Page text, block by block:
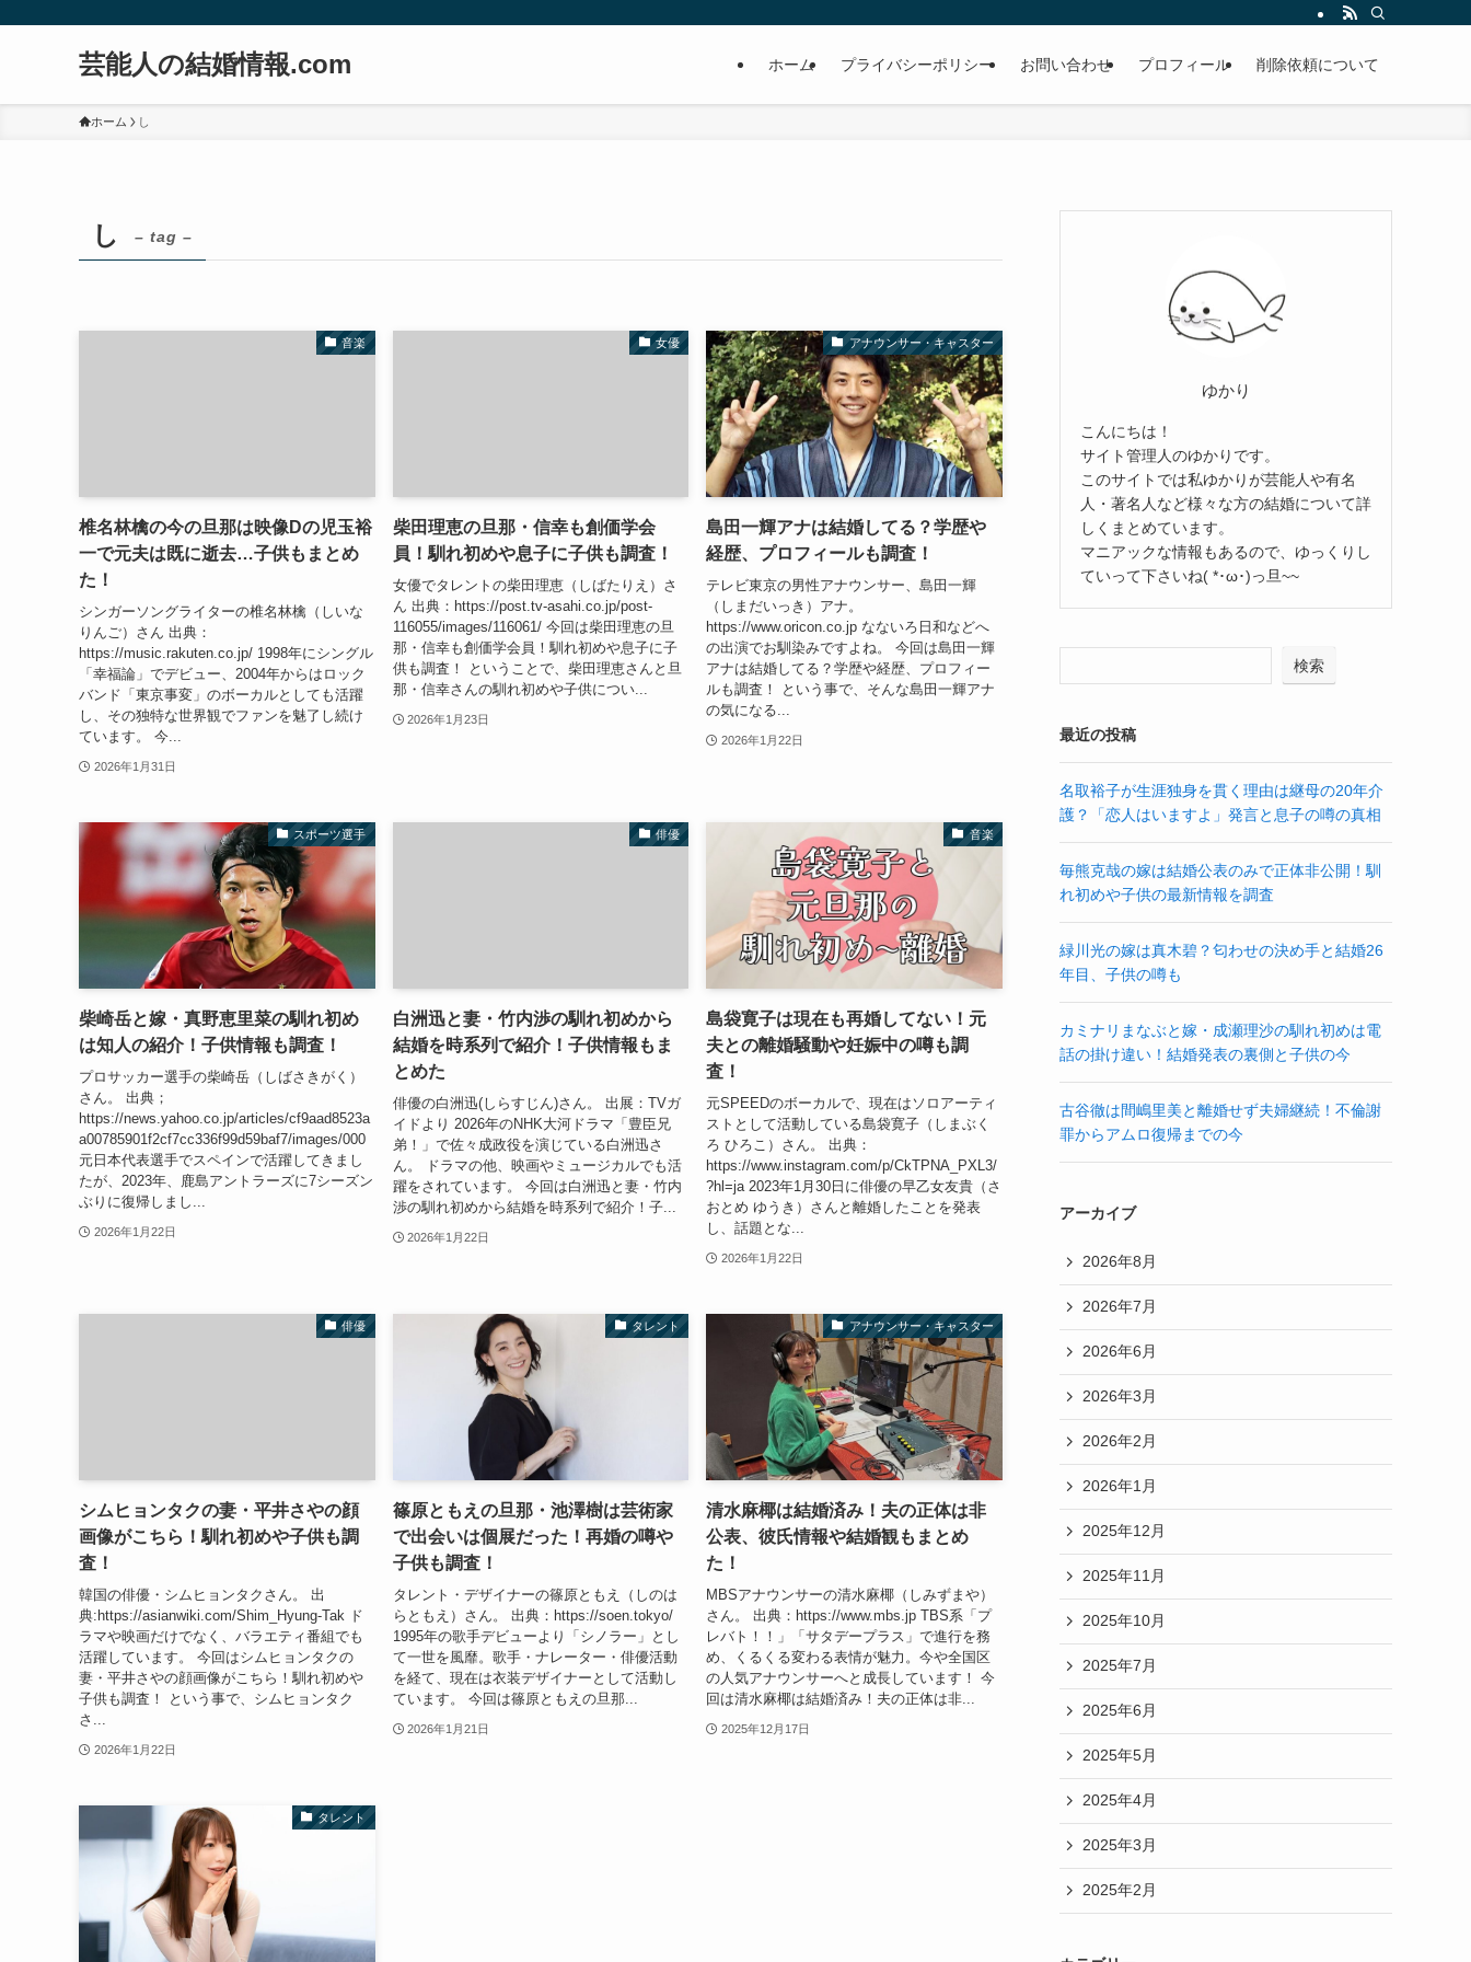
芸能人の結婚情報.com ホーム プライバシーポリシー お問い合わせ プロフィール 削除依頼について
ホーム し
し – tag –
音楽
椎名林檎の今の旦那は映像Dの児玉裕
一で元夫は既に逝去…子供もまとめ
た！
シンガーソングライターの椎名林檎（しいな
りんご）さん 出典：
https://music.rakuten.co.jp/ 1998年にシングル
「幸福論」でデビュー、2004年からはロック
バンド「東京事変」のボーカルとしても活躍
し、その独特な世界観でファンを魅了し続け
ています。 今...
2026年1月31日
女優
柴田理恵の旦那・信幸も創価学会
員！馴れ初めや息子に子供も調査！
女優でタレントの柴田理恵（しばたりえ）さ
ん 出典：https://post.tv-asahi.co.jp/post-
116055/images/116061/ 今回は柴田理恵の旦
那・信幸も創価学会員！馴れ初めや息子に子
供も調査！ ということで、柴田理恵さんと旦
那・信幸さんの馴れ初めや子供につい...
2026年1月23日
アナウンサー・キャスター
島田一輝アナは結婚してる？学歴や
経歴、プロフィールも調査！
テレビ東京の男性アナウンサー、島田一輝
（しまだいっき）アナ。
https://www.oricon.co.jp なないろ日和などへ
の出演でお馴染みですよね。 今回は島田一輝
アナは結婚してる？学歴や経歴、プロフィー
ルも調査！ という事で、そんな島田一輝アナ
の気になる...
2026年1月22日
スポーツ選手
柴崎岳と嫁・真野恵里菜の馴れ初め
は知人の紹介！子供情報も調査！
プロサッカー選手の柴崎岳（しばさきがく）
さん。 出典；
https://news.yahoo.co.jp/articles/cf9aad8523a
a00785901f2cf7cc336f99d59baf7/images/000
元日本代表選手でスペインで活躍してきまし
たが、2023年、鹿島アントラーズに7シーズン
ぶりに復帰しまし...
2026年1月22日
俳優
白洲迅と妻・竹内渉の馴れ初めから
結婚を時系列で紹介！子供情報もま
とめた
俳優の白洲迅(しらすじん)さん。 出展：TVガ
イドより 2026年のNHK大河ドラマ「豊臣兄
弟！」で佐々成政役を演じている白洲迅さ
ん。 ドラマの他、映画やミュージカルでも活
躍をされています。 今回は白洲迅と妻・竹内
渉の馴れ初めから結婚を時系列で紹介！子...
2026年1月22日
音楽
島袋寛子は現在も再婚してない！元
夫との離婚騒動や妊娠中の噂も調
査！
元SPEEDのボーカルで、現在はソロアーティ
ストとして活動している島袋寛子（しまぶく
ろ ひろこ）さん。 出典：
https://www.instagram.com/p/CkTPNA_PXL3/
?hl=ja 2023年1月30日に俳優の早乙女友貴（さ
おとめ ゆうき）さんと離婚したことを発表
し、話題とな...
2026年1月22日
俳優
シムヒョンタクの妻・平井さやの顔
画像がこちら！馴れ初めや子供も調
査！
韓国の俳優・シムヒョンタクさん。 出
典:https://asianwiki.com/Shim_Hyung-Tak ド
ラマや映画だけでなく、バラエティ番組でも
活躍しています。 今回はシムヒョンタクの
妻・平井さやの顔画像がこちら！馴れ初めや
子供も調査！ という事で、シムヒョンタク
さ...
2026年1月22日
タレント
篠原ともえの旦那・池澤樹は芸術家
で出会いは個展だった！再婚の噂や
子供も調査！
タレント・デザイナーの篠原ともえ（しのは
らともえ）さん。 出典：https://soen.tokyo/
1995年の歌手デビューより「シノラー」とし
て一世を風靡。歌手・ナレーター・俳優活動
を経て、現在は衣装デザイナーとして活動し
ています。 今回は篠原ともえの旦那...
2026年1月21日
アナウンサー・キャスター
清水麻椰は結婚済み！夫の正体は非
公表、彼氏情報や結婚観もまとめ
た！
MBSアナウンサーの清水麻椰（しみずまや）
さん。 出典：https://www.mbs.jp TBS系「プ
レバト！！」「サタデープラス」で進行を務
め、くるくる変わる表情が魅力。今や全国区
の人気アナウンサーへと成長しています！ 今
回は清水麻椰は結婚済み！夫の正体は非...
2025年12月17日
タレント
ゆかり
こんにちは！
サイト管理人のゆかりです。
このサイトでは私ゆかりが芸能人や有名
人・著名人など様々な方の結婚について詳
しくまとめています。
マニアックな情報もあるので、ゆっくりし
ていって下さいね( *･ω･)っ旦~~
検索
最近の投稿
名取裕子が生涯独身を貫く理由は継母の20年介
護？「恋人はいますよ」発言と息子の噂の真相
毎熊克哉の嫁は結婚公表のみで正体非公開！馴
れ初めや子供の最新情報を調査
緑川光の嫁は真木碧？匂わせの決め手と結婚26
年目、子供の噂も
カミナリまなぶと嫁・成瀬理沙の馴れ初めは電
話の掛け違い！結婚発表の裏側と子供の今
古谷徹は間嶋里美と離婚せず夫婦継続！不倫謝
罪からアムロ復帰までの今
アーカイブ
2026年8月
2026年7月
2026年6月
2026年3月
2026年2月
2026年1月
2025年12月
2025年11月
2025年10月
2025年7月
2025年6月
2025年5月
2025年4月
2025年3月
2025年2月